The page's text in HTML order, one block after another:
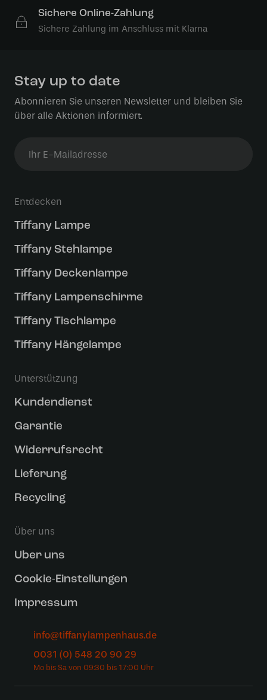
Sichere Online-Zahlung
Sichere Zahlung im Anschluss mit Klarna
Stay up to date
Abonnieren Sie unseren Newsletter und bleiben Sie
über alle Aktionen informiert.
Entdecken
Tiffany Lampe
Tiffany Stehlampe
Tiffany Deckenlampe
Tiffany Lampenschirme
Tiffany Tischlampe
Tiffany Hängelampe
Unterstützung
Kundendienst
Garantie
Widerrufsrecht
Lieferung
Recycling
Über uns
Uber uns
Cookie-Einstellungen
Impressum
info@tiffanylampenhaus.de
0031 (0) 548 20 90 29